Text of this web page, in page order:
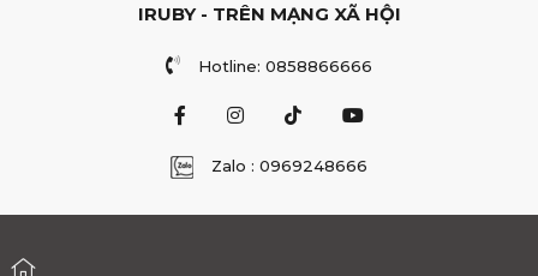
IRUBY - TRÊN MẠNG XÃ HỘI
Hotline: 0858866666
Zalo : 0969248666